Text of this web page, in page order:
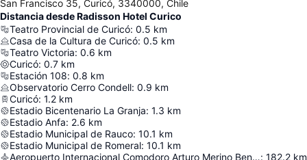
San Francisco 35, Curicó, 3340000, Chile
Distancia desde Radisson Hotel Curico
Teatro Provincial de Curicó: 0.5 km
Casa de la Cultura de Curicó: 0.5 km
Teatro Victoria: 0.6 km
Curicó: 0.7 km
Estación 108: 0.8 km
Observatorio Cerro Condell: 0.9 km
Curicó: 1.2 km
Estadio Bicentenario La Granja: 1.3 km
Estadio Anfa: 2.6 km
Estadio Municipal de Rauco: 10.1 km
Estadio Municipal de Romeral: 10.1 km
Aeropuerto Internacional Comodoro Arturo Merino Benítez: 182.2 km